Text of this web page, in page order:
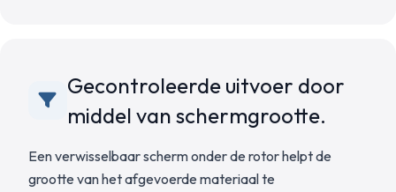
Gecontroleerde uitvoer door
middel van schermgrootte.
Een verwisselbaar scherm onder de rotor helpt de
grootte van het afgevoerde materiaal te